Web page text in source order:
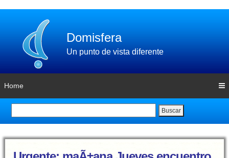
Domisfera
Un punto de vista diferente
Home
Buscar